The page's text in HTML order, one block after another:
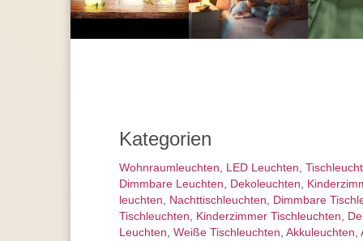
Kategorien
Wohnraum­leuchten, LED Leuchten,
Dimmbare Leuchten, Dekoleuchten,
leuchten, Nachttisch­leuchten, Dimmbare
Tischleuchten, Kinderzimmer Tischleuchten,
Leuchten, Weiße Tischleuchten, Akkuleuchten,